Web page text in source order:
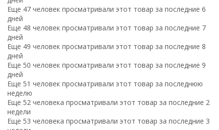
Еще 47 человек просматривали этот товар за последние 6
дней
Еще 48 человек просматривали этот товар за последние 7
дней
Еще 49 человек просматривали этот товар за последние 8
дней
Еще 50 человек просматривали этот товар за последние 9
дней
Еще 51 человек просматривали этот товар за последнюю
неделю
Еще 52 человека просматривали этот товар за последние 2
недели
Еще 53 человека просматривали этот товар за последние 3